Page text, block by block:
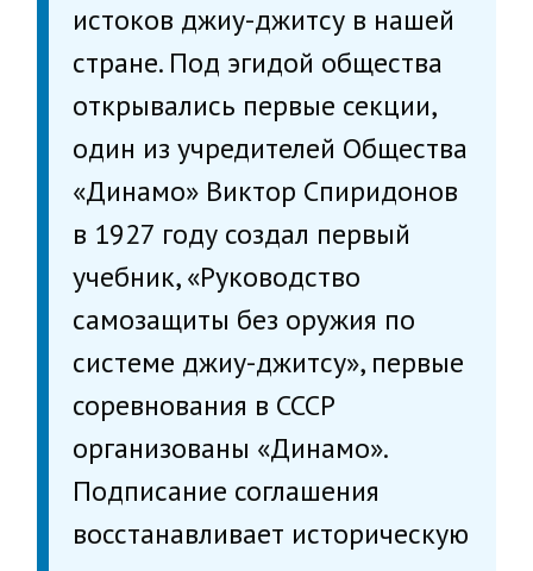
истоков джиу-джитсу в нашей
стране. Под эгидой общества
открывались первые секции,
один из учредителей Общества
«Динамо» Виктор Спиридонов
в 1927 году создал первый
учебник, «Руководство
самозащиты без оружия по
системе джиу-джитсу», первые
соревнования в СССР
организованы «Динамо».
Подписание соглашения
восстанавливает историческую